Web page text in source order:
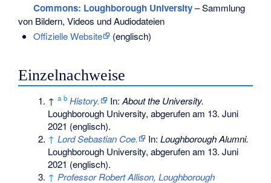
Commons: Loughborough University– Sammlung
von Bildern, Videos und Audiodateien
Offizielle Website
(englisch)
Einzelnachweise
↑a b History. In:About the University.
Loughborough University, abgerufen am 13. Juni
2021 (englisch).
↑ Lord Sebastian Coe. In:Loughborough Alumni.
Loughborough University, abgerufen am 13. Juni
2021 (englisch).
↑ Professor Robert Allison, Loughborough